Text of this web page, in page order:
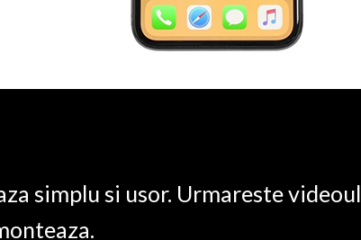
simplu si usor. Urmareste videoul